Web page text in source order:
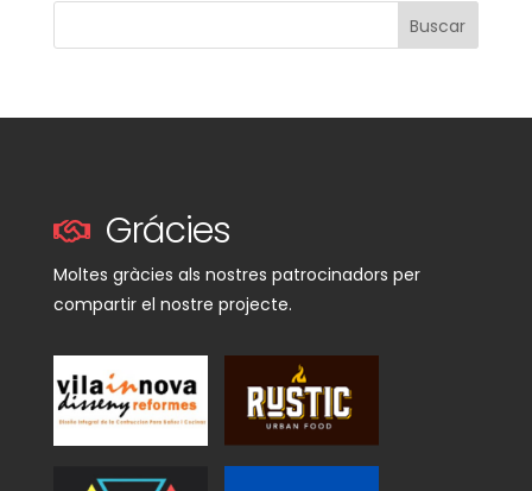
Buscar
Grácies
Moltes gràcies als nostres patrocinadors per
compartir el nostre projecte.